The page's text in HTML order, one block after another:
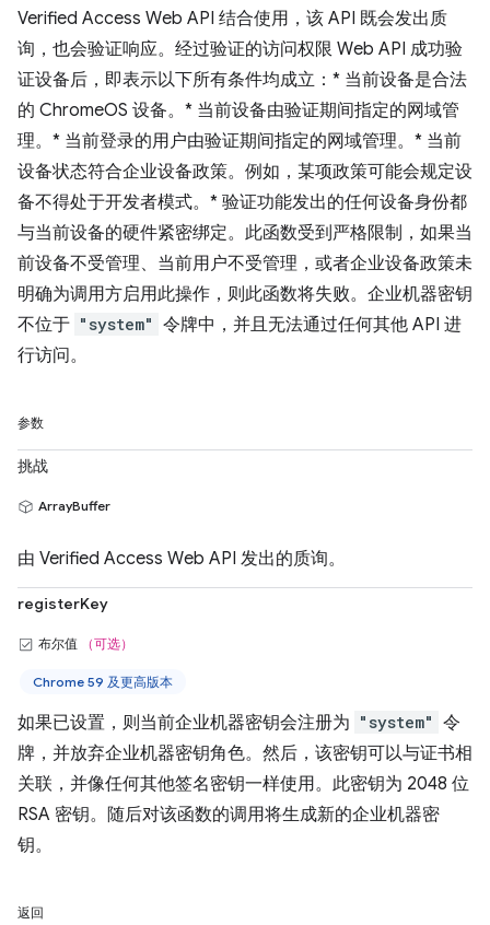
Verified Access Web API 结合使用，该 API 既会发出质
询，也会验证响应。经过验证的访问权限 Web API 成功验
证设备后，即表示以下所有条件均成立：* 当前设备是合法
的 ChromeOS 设备。* 当前设备由验证期间指定的网域管
理。* 当前登录的用户由验证期间指定的网域管理。* 当前
设备状态符合企业设备政策。例如，某项政策可能会规定设
备不得处于开发者模式。* 验证功能发出的任何设备身份都
与当前设备的硬件紧密绑定。此函数受到严格限制，如果当
前设备不受管理、当前用户不受管理，或者企业设备政策未
明确为调用方启用此操作，则此函数将失败。企业机器密钥
不位于 "system" 令牌中，并且无法通过任何其他 API 进
行访问。
参数
挑战
ArrayBuffer
由 Verified Access Web API 发出的质询。
registerKey
布尔值 （可选）
Chrome 59 及更高版本
如果已设置，则当前企业机器密钥会注册为 "system" 令
牌，并放弃企业机器密钥角色。然后，该密钥可以与证书相
关联，并像任何其他签名密钥一样使用。此密钥为 2048 位
RSA 密钥。随后对该函数的调用将生成新的企业机器密
钥。
返回